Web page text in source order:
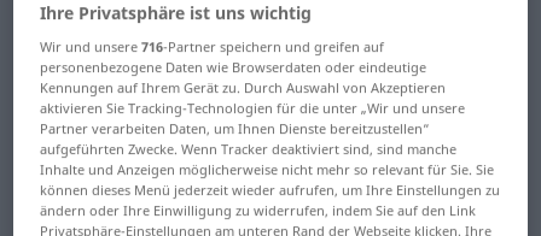
Deutsch-Tschechisch Wörterbuch
Deutsch-Tschechisch Übersetzung
für "unzivilisiert"
"unzivilisiert" Tschechisch
Übersetzung
Ihre Privatsphäre ist uns wichtig
Wir und unsere716-Partner speichern und greifen auf
personenbezogene Daten wie Browserdaten oder eindeutige
Kennungen auf Ihrem Gerät zu. Durch Auswahl von Akzeptieren
aktivieren Sie Tracking-Technologien für die unter „Wir und unsere
Partner verarbeiten Daten, um Ihnen Dienste bereitzustellen“
aufgeführten Zwecke. Wenn Tracker deaktiviert sind, sind manche
Inhalte und Anzeigen möglicherweise nicht mehr so relevant für Sie. Sie
können dieses Menü jederzeit wieder aufrufen, um Ihre Einstellungen zu
ändern oder Ihre Einwilligung zu widerrufen, indem Sie auf den Link
Privatsphäre-Einstellungen am unteren Rand der Webseite klicken. Ihre